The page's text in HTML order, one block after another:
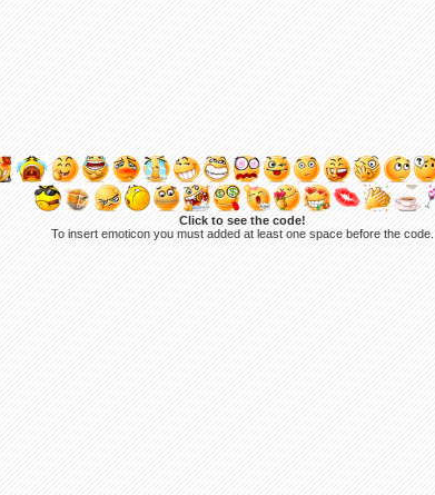
Click to see the code!
To insert emoticon you must added at least one space before the code.